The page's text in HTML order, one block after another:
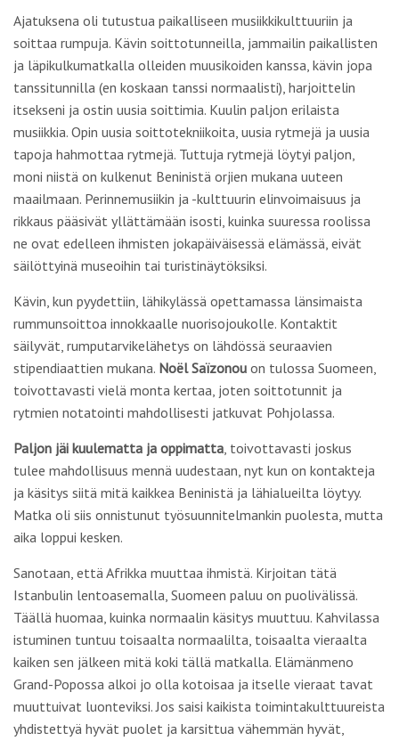
Ajatuksena oli tutustua paikalliseen musiikkikulttuuriin ja
soittaa rumpuja. Kävin soittotunneilla, jammailin paikallisten
ja läpikulkumatkalla olleiden muusikoiden kanssa, kävin jopa
tanssitunnilla (en koskaan tanssi normaalisti), harjoittelin
itsekseni ja ostin uusia soittimia. Kuulin paljon erilaista
musiikkia. Opin uusia soittotekniikoita, uusia rytmejä ja uusia
tapoja hahmottaa rytmejä. Tuttuja rytmejä löytyi paljon,
moni niistä on kulkenut Beninistä orjien mukana uuteen
maailmaan. Perinnemusiikin ja -kulttuurin elinvoimaisuus ja
rikkaus pääsivät yllättämään isosti, kuinka suuressa roolissa
ne ovat edelleen ihmisten jokapäiväisessä elämässä, eivät
säilöttyinä museoihin tai turistinäytöksiksi.
Kävin, kun pyydettiin, lähikylässä opettamassa länsimaista
rummunsoittoa innokkaalle nuorisojoukolle. Kontaktit
säilyvät, rumputarvikelähetys on lähdössä seuraavien
stipendiaattien mukana. Noël Saïzonou on tulossa Suomeen,
toivottavasti vielä monta kertaa, joten soittotunnit ja
rytmien notatointi mahdollisesti jatkuvat Pohjolassa.
Paljon jäi kuulematta ja oppimatta, toivottavasti joskus
tulee mahdollisuus mennä uudestaan, nyt kun on kontakteja
ja käsitys siitä mitä kaikkea Beninistä ja lähialueilta löytyy.
Matka oli siis onnistunut työsuunnitelmankin puolesta, mutta
aika loppui kesken.
Sanotaan, että Afrikka muuttaa ihmistä. Kirjoitan tätä
Istanbulin lentoasemalla, Suomeen paluu on puolivälissä.
Täällä huomaa, kuinka normaalin käsitys muuttuu. Kahvilassa
istuminen tuntuu toisaalta normaalilta, toisaalta vieraalta
kaiken sen jälkeen mitä koki tällä matkalla. Elämänmeno
Grand-Popossa alkoi jo olla kotoisaa ja itselle vieraat tavat
muuttuivat luonteviksi. Jos saisi kaikista toimintakulttuureista
yhdistettyä hyvät puolet ja karsittua vähemmän hyvät,